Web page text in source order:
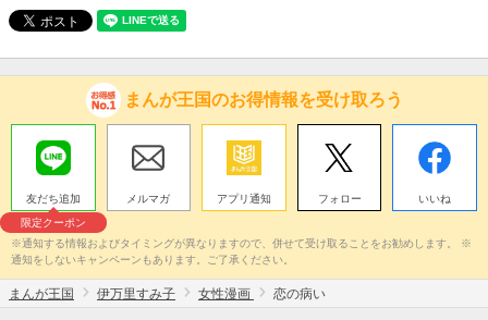
まんが王国のお得情報を受け取ろう
友だち追加
限定クーポン
メルマガ アプリ通知 フォロー いいね
※通知する情報およびタイミングが異なりますので、併せて受け取ることをお勧めします。 ※
通知をしないキャンペーンもあります。ご了承ください。
まんが王国 伊万里すみ子 女性漫画 恋の病い